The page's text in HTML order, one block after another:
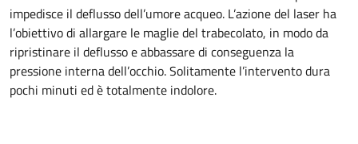
impedisce il deflusso dell’umore acqueo. L’azione del laser ha
l’obiettivo di allargare le maglie del trabecolato, in modo da
ripristinare il deflusso e abbassare di conseguenza la
pressione interna dell’occhio. Solitamente l’intervento dura
pochi minuti ed è totalmente indolore.